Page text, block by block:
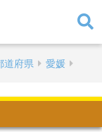
道府県 愛媛